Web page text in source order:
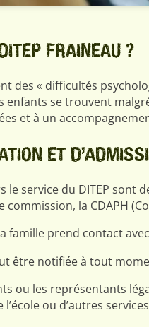
FRAINEAU ?
des « difficultés
enfants se trouvent
et à un
ET
le service du DITEP
la CDAPH
prend contact
être notifiée à tout
ou les représentants
ou d’autres